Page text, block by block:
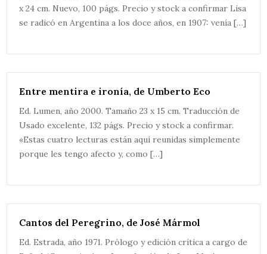
x 24 cm. Nuevo, 100 págs. Precio y stock a confirmar Lisa
se radicó en Argentina a los doce años, en 1907: venía […]
Entre mentira e ironía, de Umberto Eco
Ed. Lumen, año 2000. Tamaño 23 x 15 cm. Traducción de
Usado excelente, 132 págs. Precio y stock a confirmar.
«Estas cuatro lecturas están aquí reunidas simplemente
porque les tengo afecto y, como […]
Cantos del Peregrino, de José Mármol
Ed. Estrada, año 1971. Prólogo y edición crítica a cargo de